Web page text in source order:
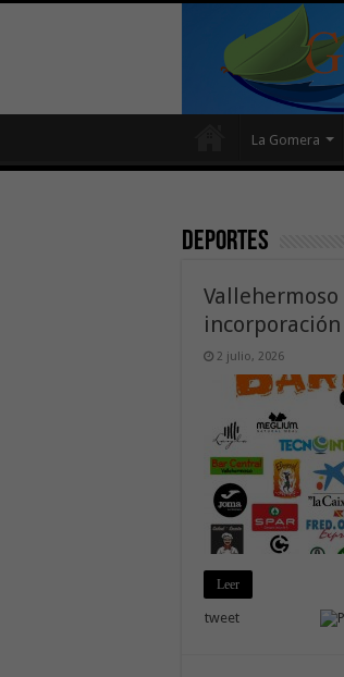
La Gomera
Deportes
2 julio, 2026
Leer
tweet